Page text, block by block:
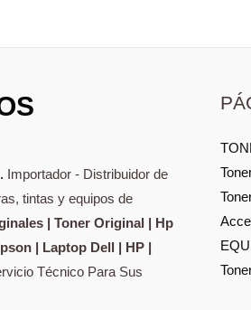
Importador - Distribuidor de
tintas y equipos de
| Toner Original | Hp
| Laptop Dell | HP |
Técnico Para Sus